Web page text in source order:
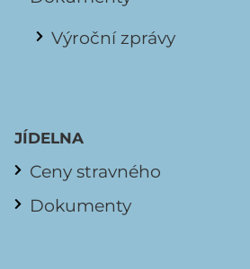
Výroční zprávy
JÍDELNA
Ceny stravného
Dokumenty